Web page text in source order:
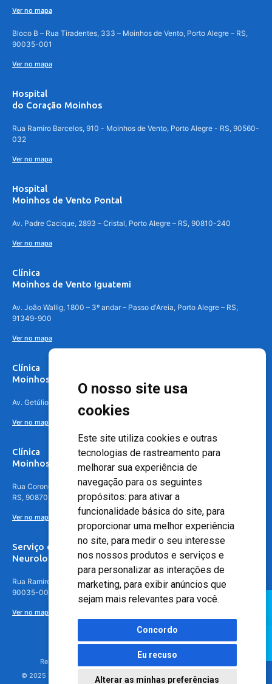
O nosso site usa
cookies
Este site utiliza cookies e outras
tecnologias de rastreamento para
melhorar sua experiência de
navegação para os seguintes
propósitos: para ativar a
funcionalidade básica do site, para
proporcionar uma melhor experiência
no site, para medir o seu interesse
nos nossos produtos e serviços e
para personalizar as interações de
marketing, para exibir anúncios que
sejam mais relevantes para você.
Concordo
Eu recuso
Alterar as minhas preferências
Ver no mapa
Bloco B – Rua Tiradentes, 333 – Moinhos de Vento, Porto Alegre – RS,
90035-001
Ver no mapa
Hospital
do Coração Moinhos
Rua Ramiro Barcelos, 910 - Moinhos de Vento, Porto Alegre - RS, 90560-
032
Ver no mapa
Hospital
Moinhos de Vento Pontal
Av. Padre Cacique, 2893 – Cristal, Porto Alegre – RS, 90810-240
Ver no mapa
Clínica
Moinhos de Vento Iguatemi
Av. João Wallig, 1800 – 3º andar – Passo d'Areia, Porto Alegre – RS,
91349-900
Ver no mapa
Clínica
Moinhos de Vento Canoas
Av. Getúlio Vargas, 4841 – Centro, Canoas – RS, 92010-010
Ver no mapa
Clínica
Moinhos de Vento - Teresópolis
Rua Coronel Aparício Borges, 250 - 3º andar - Teresópolis, Porto Alegre -
RS, 90870-016
Ver no mapa
Serviço de
Neurologia
Rua Ramiro Barcelos, 630 – 5º andar – Floresta, Porto Alegre – RS,
90035-001
Ver no mapa
Responsável Técnico: Dr. Luiz Antonio Nasi - CREMERS 11217
© 2025 - Hospital Moinhos de Vento - Registro Empresa (CRM-RS): 425